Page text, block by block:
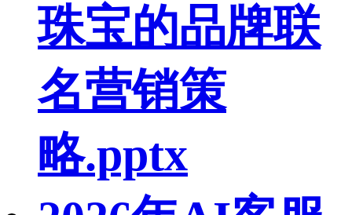
珠宝的品牌联
名营销策
略.pptx